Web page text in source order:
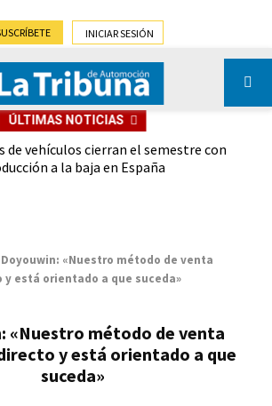
INICIAR SESIÓN
ÚLTIMAS NOTICIAS
de vehículos cierran el semestre con
a la baja en España
Doyouwin: «Nuestro método de venta
está orientado a que suceda»
«Nuestro método de venta
y está orientado a que
suceda»